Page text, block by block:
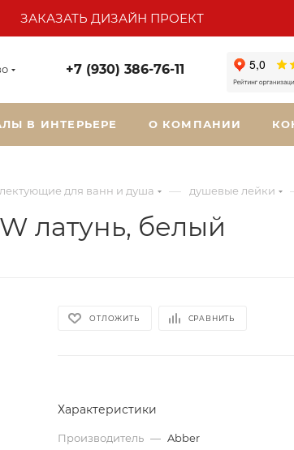
ЗАКАЗАТЬ ДИЗАЙН ПРОЕКТ
+7 (930) 386-76-11
В ИНТЕРЬЕРЕ О КОМПАНИИ
для ванн и душа — душевые лейки
латунь, белый
ОТЛОЖИТЬ СРАВНИТЬ
Характеристики
Производитель — Abber